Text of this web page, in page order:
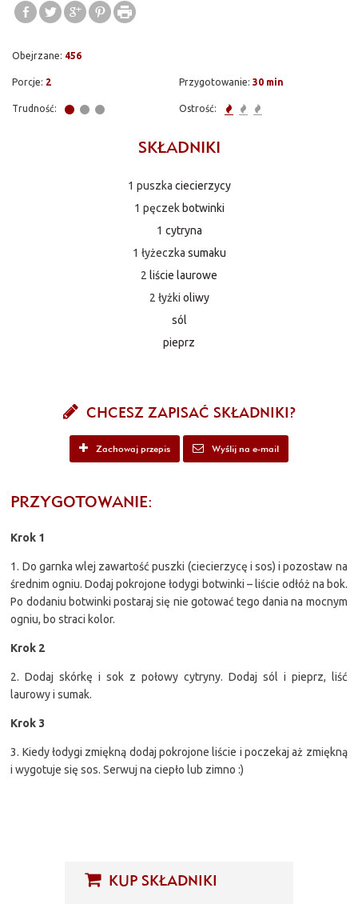
sałatek – wszędzie tam gdzie potrzebny jest kwaśny aspekt.
Polecam do spróbowania, bo jest to zupełnie nowy i oryginalny
Obejrzane: 456
Porcje: 2 Przygotowanie: 30 min
Trudność: Ostrość:
SKŁADNIKI
1 puszka ciecierzycy
1 pęczek botwinki
1 cytryna
1 łyżeczka sumaku
2 liście laurowe
2 łyżki oliwy
sól
pieprz
KUP SKŁADNIKI
CHCESZ ZAPISAĆ SKŁADNIKI?
Zachowaj przepis Wyślij na e-mail
PRZYGOTOWANIE:
Krok 1
1. Do garnka wlej zawartość puszki (ciecierzycę i sos) i pozostaw na
średnim ogniu. Dodaj pokrojone łodygi botwinki – liście odłóż na bok.
Po dodaniu botwinki postaraj się nie gotować tego dania na mocnym
ogniu, bo straci kolor.
Krok 2
2. Dodaj skórkę i sok z połowy cytryny. Dodaj sól i pieprz, liść
laurowy i sumak.
Krok 3
3. Kiedy łodygi zmiękną dodaj pokrojone liście i poczekaj aż zmiękną
i wygotuje się sos. Serwuj na ciepło lub zimno :)